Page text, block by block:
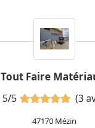
Tout Faire
5/5 (3
47170 Mézin